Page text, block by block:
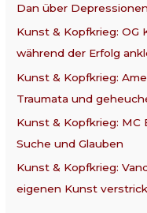
a
c
h
:
Dan über
Kunst & Kopfkrieg: OG
während der Erfolg
Kunst & Kopfkrieg:
Traumata und
Kunst & Kopfkrieg: MC
Suche und Glauben
Kunst & Kopfkrieg:
eigenen Kunst